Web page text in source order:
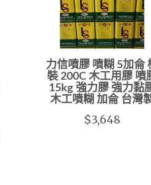
力信噴膠 噴糊 5加侖
裝 200C 木工用膠 噴
15kg 強力膠 強力黏
木工噴糊 加侖 台灣
$3,648